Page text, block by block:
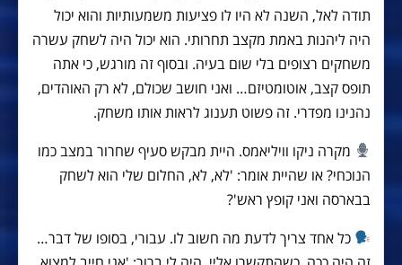
תודה לאל, השנה לא היו לו פציעות משמעותיות והוא יכול
היה ליהנות באמת מקצב תחרותי. הוא יכול היה לשחק עשרה
משחקים רצופים בלי שום בעיה. ובסוף זה מורגש, כי אתה
תופס קצב, אוטומטיזם… ואני חושב שכולם, לא רק האוהדים,
נהנינו מפדרי. זה פשוט תענוג לראות אותו משחק.
מקרה ניקו וויליאמס. היית מבקש סעיף שחרור במצב כמו
הנוכחי? או שהיית אומר: 'לא, לא, החלום שלי הוא לשחק
בבארסה ואני קופץ ראש'?
כל אחד צריך לדעת מה חשוב לו. עבורי, בסופו של דבר…